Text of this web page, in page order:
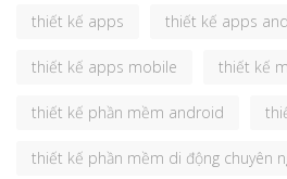
thiết kế apps thiết kế apps
thiết kế apps mobile thiết kế
thiết kế phần mềm android
thiết kế phần mềm di động chuyên